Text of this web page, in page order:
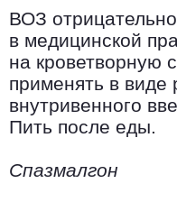
ВОЗ
в медицинской
на кроветворную
применять в виде
внутривенного
Пить после еды.
Спазмалгон